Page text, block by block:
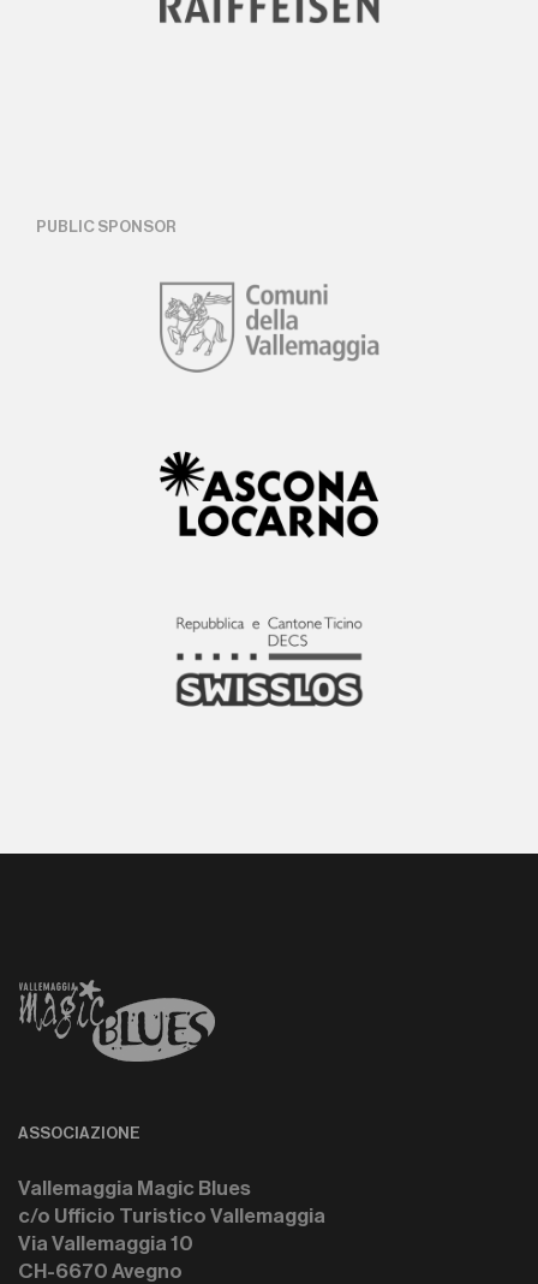
PUBLIC SPONSOR
ASSOCIAZIONE
Vallemaggia Magic Blues
c/o Ufficio Turistico Vallemaggia
Via Vallemaggia 10
CH-6670 Avegno